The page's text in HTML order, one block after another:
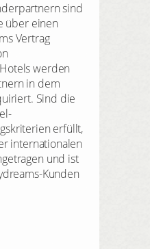
sind
über einen
Vertrag
werden
in dem
Sind die
erfüllt,
internationalen
und ist
Kunden